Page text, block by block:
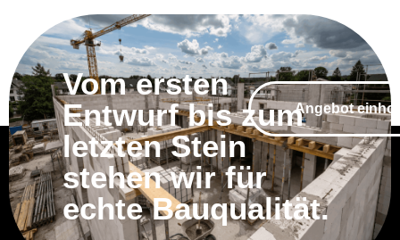
Vom ersten
Entwurf bis zum
letzten Stein
stehen wir für
echte Bauqualität.
Angebot